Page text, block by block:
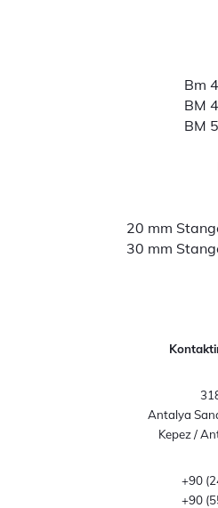
Bm
BM
BM
20 mm
30 mm
Antalya
Kepez /
+90
+90